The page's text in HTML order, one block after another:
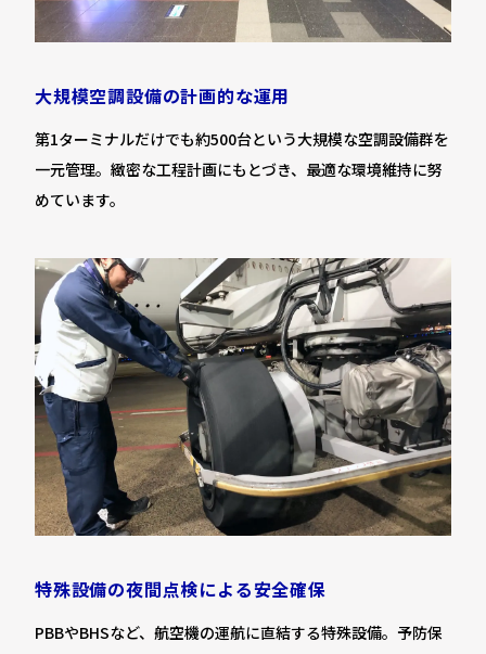
大規模空調設備の計画的な運用
第1ターミナルだけでも約500台という大規模な空調設備群を
一元管理。緻密な工程計画にもとづき、最適な環境維持に努
めています。
特殊設備の夜間点検による安全確保
PBBやBHSなど、航空機の運航に直結する特殊設備。予防保